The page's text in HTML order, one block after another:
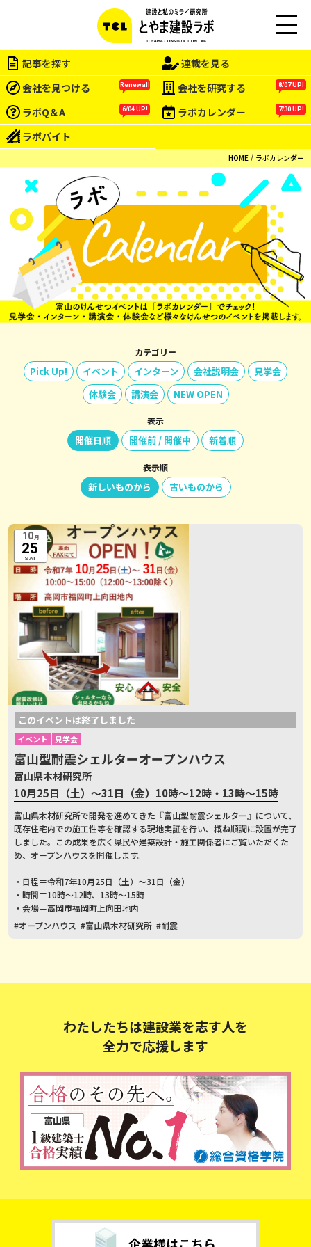
EN
記事を探す
連載を見る
会社を見つける
Renewal! 会社を研究する 8/07 UP!
ラボQ＆A 6/04 UP! ラボカレンダー 7/30 UP!
ラボバイト
HOME ラボカレンダー
カテゴリー
Pick Up! イベント インターン 会社説明会
見学会
体験会
講演会 NEW OPEN
表示
開催日順 開催前 / 開催中 新着順
表示順
新しいものから 古いものから
10月
25
SAT
このイベントは終了しました
イベント 見学会
富山型耐震シェルターオープンハウス
富山県木材研究所
10月25日（土）～31日（金）10時～12時・13時～15時
富山県木材研究所で開発を進めてきた『富山型耐震シェルター』について、
既存住宅内での施工性等を確認する現地実証を行い、概ね順調に設置が完了
しました。この成果を広く県民や建築設計・施工関係者にご覧いただくた
め、オープンハウスを開催します。
・日程＝令和7年10月25日（土）～31日（金）
・時間＝10時～12時、13時～15時
・会場＝高岡市福岡町上向田地内
#オープンハウス #富山県木材研究所 #耐震
わたしたちは建設業を志す人を
全力で応援します